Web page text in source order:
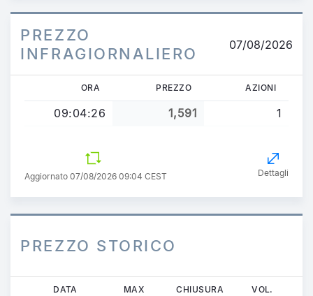
PREZZO
INFRAGIORNALIERO
07/08/2026
ORA PREZZO AZIONI
09:04:26 1,591 1
Aggiornato 07/08/2026 09:04 CEST Dettagli
PREZZO STORICO
DATA MAX CHIUSURA VOL.